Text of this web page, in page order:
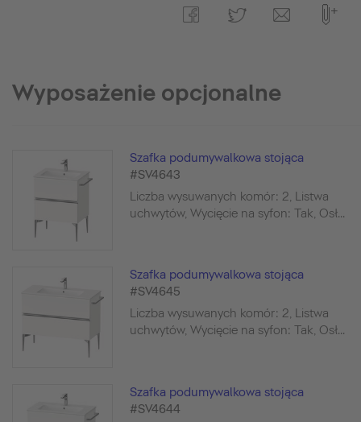
Wyposażenie opcjonalne
Szafka podumywalkowa stojąca
#SV4643
Liczba wysuwanych komór: 2, Listwa
uchwytów, Wycięcie na syfon: Tak, Osł...
Szafka podumywalkowa stojąca
#SV4645
Liczba wysuwanych komór: 2, Listwa
uchwytów, Wycięcie na syfon: Tak, Osł...
Szafka podumywalkowa stojąca
#SV4644